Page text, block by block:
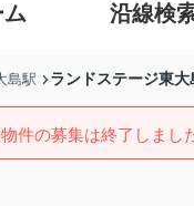
沿線検
島駅 ランドステージ東
件の募集は終了しまし